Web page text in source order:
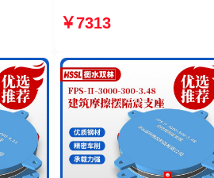
摩擦摆
300-3.48生产厂家 摩擦摆
产厂家
￥7313